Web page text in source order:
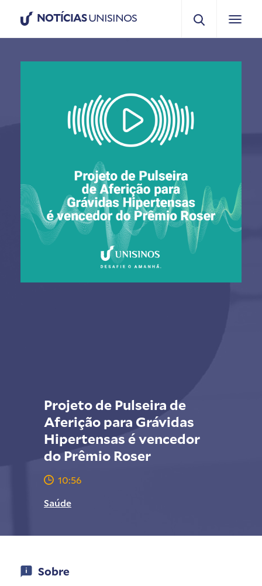
NOTÍCIASUNISINOS
Projeto de Pulseira de
Aferição para Grávidas
Hipertensas é vencedor
do Prêmio Roser
10:56
Saúde
Sobre